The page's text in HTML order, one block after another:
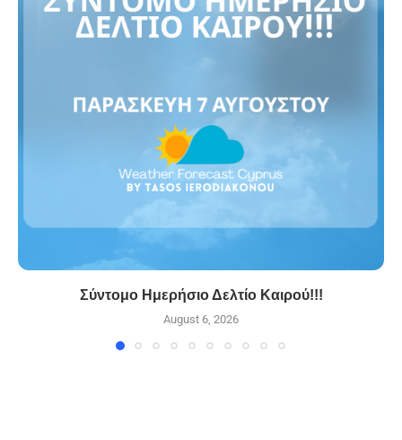
Σύντομο Ημερήσιο Δελτίο Καιρού!!!
August 6, 2026